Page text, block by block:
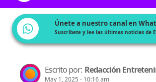
Únete a nuestro canal en
Suscríbete y lee las últimas noticias de
Escrito por: Redacción
May 1, 2025 - 10:16 am